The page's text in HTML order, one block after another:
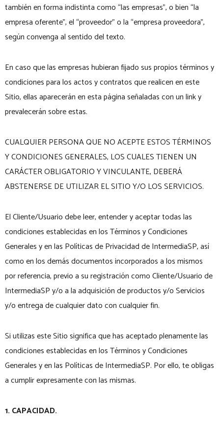
también en forma indistinta como “las empresas”, o bien “la
empresa oferente”, el “proveedor” o la “empresa proveedora”,
según convenga al sentido del texto.
En caso que las empresas hubieran fijado sus propios términos y
condiciones para los actos y contratos que realicen en este
Sitio, ellas aparecerán en esta página señaladas con un link y
prevalecerán sobre estas.
CUALQUIER PERSONA QUE NO ACEPTE ESTOS TÉRMINOS
Y CONDICIONES GENERALES, LOS CUALES TIENEN UN
CARÁCTER OBLIGATORIO Y VINCULANTE, DEBERÁ
ABSTENERSE DE UTILIZAR EL SITIO Y/O LOS SERVICIOS.
El Cliente/Usuario debe leer, entender y aceptar todas las
condiciones establecidas en los Términos y Condiciones
Generales y en las Políticas de Privacidad de IntermediaSP, así
como en los demás documentos incorporados a los mismos
por referencia, previo a su registración como Cliente/Usuario de
IntermediaSP y/o a la adquisición de productos y/o Servicios
y/o entrega de cualquier dato con cualquier fin.
Si utilizas este Sitio significa que has aceptado plenamente las
condiciones establecidas en los Términos y Condiciones
Generales y en las Políticas de IntermediaSP. Por ello, te obligas
a cumplir expresamente con las mismas.
1. CAPACIDAD.